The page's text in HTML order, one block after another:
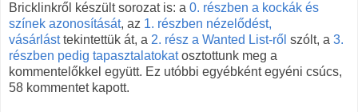
Bricklinkről készült sorozat is: a 0. részben a kockák és
színek azonosítását, az 1. részben nézelődést,
vásárlásttekintettük át, a 2. rész a Wanted List-ről szólt, a 3.
részben pedig tapasztalatokatosztottunk meg a
kommentelőkkel együtt. Ez utóbbi egyébként egyéni csúcs,
58 kommentet kapott.